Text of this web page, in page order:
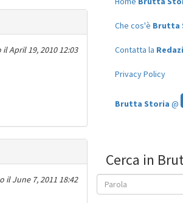
ilApril 19, 2010 12:03
ilJune 7, 2011 18:42
Che cos'è Brutta
Contatta la
Privacy Policy
Brutta Storia @
Cerca in